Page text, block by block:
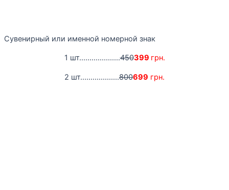
Сувенирный или именной номерной знак
1 шт....................450399 грн.
2 шт...................800699 грн.